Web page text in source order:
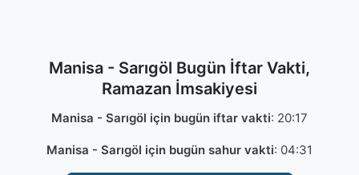
Manisa - Sarıgöl Bugün İftar Vakti,
Ramazan İmsakiyesi
Manisa - Sarıgöl için bugün iftar vakti: 20:17
Manisa - Sarıgöl için bugün sahur vakti: 04:31